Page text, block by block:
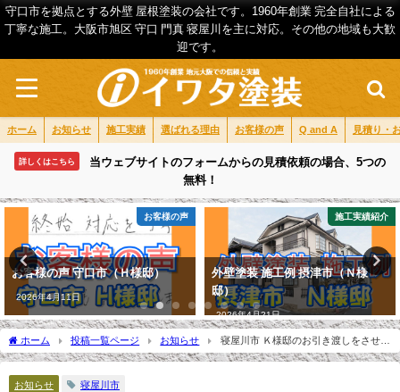
守口市を拠点とする外壁 屋根塗装の会社です。1960年創業 完全自社による
丁寧な施工。大阪市旭区 守口 門真 寝屋川を主に対応。その他の地域も大歓
迎です。
ホーム お知らせ 施工実績 選ばれる理由 お客様の声 Q and A 見積り・
詳しくはこちら
当ウェブサイトのフォームからの見積依頼の場合、5つの
無料！
お客様の声
お客様の声 守口市（Ｈ様邸）
2026年4月11日
施工実績紹介
外壁塗装 施工例 摂津市（Ｎ様
邸）
2026年4月21日
ホーム 投稿一覧ページ お知らせ
寝屋川市 Ｋ様邸のお引き渡しをさせて
頂きました。
お知らせ 寝屋川市